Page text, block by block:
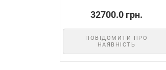
32700.0 грн.
ПОВІДОМИТИ ПРО
НАЯВНІСТЬ